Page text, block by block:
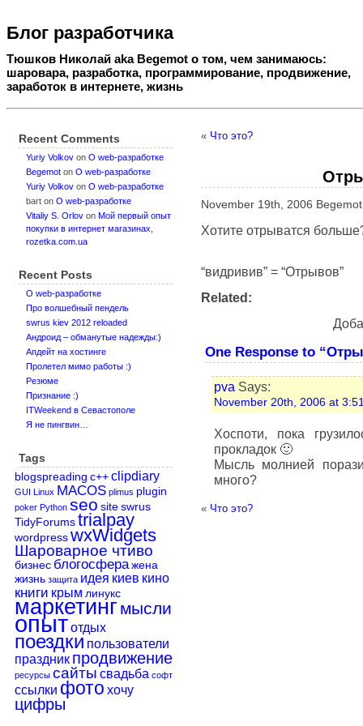
Блог разработчика
Тюшков Николай aka Begemot о том, чем занимаюсь:
шаровара, разработка, программирование, продвижение,
заработок в интернете, жизнь
Recent Comments
Yuriy Volkov on О web-разработке
Begemot on О web-разработке
Yuriy Volkov on О web-разработке
bart on О web-разработке
Vitaliy S. Orlov on Мой первый опыт
покупки в интернет магазинах,
rozetka.com.ua
Recent Posts
О web-разработке
Про волшебный пендель
swrus kiev 2012 reloaded
Андроид – обманутые надежды:)
Апдейт на хостинге
Пролетел мимо работы :)
Резюме
Признание :)
ITWeekend в Севастополе
Я не пингвин…
Tags
blogspreading c++ clipdiary
GUI Linux MACOS plimus plugin
poker Python seo site swrus
TidyForums trialpay
wordpress wxWidgets
Шароварное чтиво
бизнес блогосфера жена
жизнь защита идея киев кино
книги крым линукс
маркетинг мысли
опытотдых
поездки пользователи
праздник продвижение
ресурсы сайты свадьба софт
ссылки фото хочу
цифры
« Что это?
November 19th, 2006
Хотите отрыватся
“видривив” = “Отрывов”
Related:
One Response to
pva Says:
November 20th, 2006 at
Хоспоти, пока
прокладок 🙂
Мысль молнией
много?
« Что это?